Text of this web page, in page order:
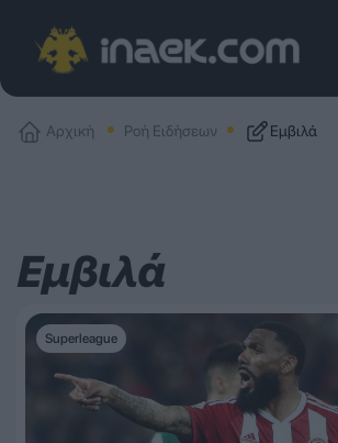
Αρχική Ροή Ειδήσεων Εμβιλά
Εμβιλά
Superleague